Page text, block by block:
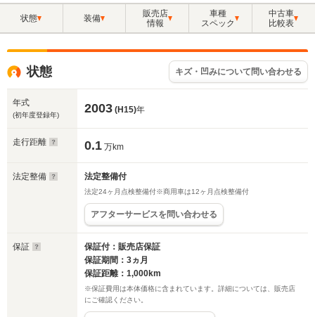
状態 装備
販売店
情報
車種
スペック
中古車
比較表
状態 キズ・凹みについて問い合わせる
年式
(初年度登録年) 2003 (H15)年
走行距離 0.1 万km
法定整備 法定整備付
法定24ヶ月点検整備付※商用車は12ヶ月点検整備付
アフターサービスを問い合わせる
保証
保証付：販売店保証
保証期間：3ヵ月
保証距離：1,000km
※保証費用は本体価格に含まれています。詳細については、販売店
にご確認ください。